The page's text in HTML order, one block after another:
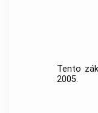
Tento
2005.